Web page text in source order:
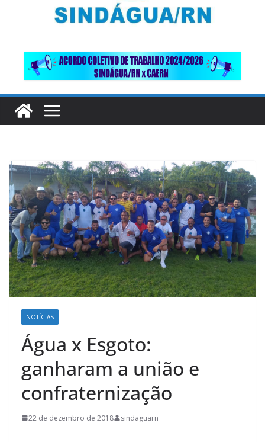
NOTÍCIAS
Água x Esgoto:
ganharam a união e
confraternização
22 de dezembro de 2018 sindaguarn